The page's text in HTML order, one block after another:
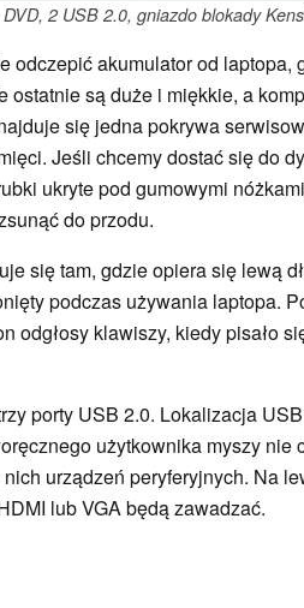
2 USB 2.0, gniazdo blokady
odczepić akumulator od laptopa,
ostatnie są duże i miękkie, a
się jedna pokrywa
Jeśli chcemy dostać się do
ukryte pod gumowymi
do przodu.
się tam, gdzie opiera się lewą
podczas używania laptopa.
odgłosy klawiszy, kiedy pisało
porty USB 2.0. Lokalizacja
użytkownika myszy nie
urządzeń peryferyjnych. Na
lub VGA będą zawadzać.